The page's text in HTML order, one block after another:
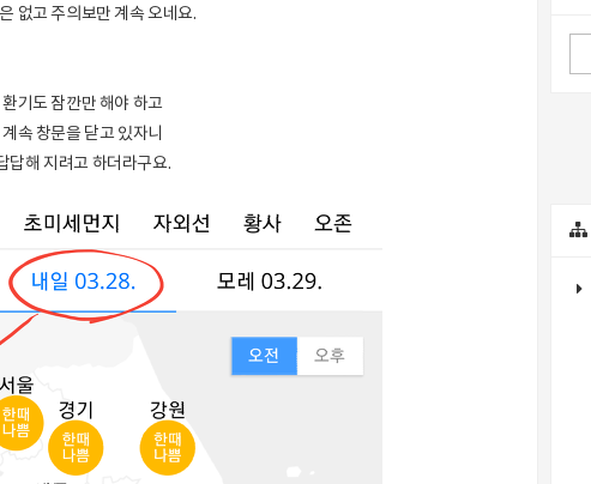
없고 주의보만 계속 오네요.
환기도 잠깐만 해야 하고
계속 창문을 닫고 있자니
답해 지려고 하더라구요.